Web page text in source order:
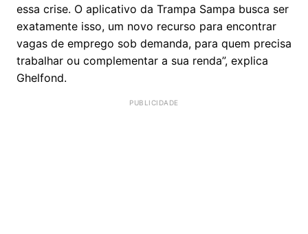
essa crise. O aplicativo da Trampa Sampa busca ser
exatamente isso, um novo recurso para encontrar
vagas de emprego sob demanda, para quem precisa
trabalhar ou complementar a sua renda”, explica
Ghelfond.